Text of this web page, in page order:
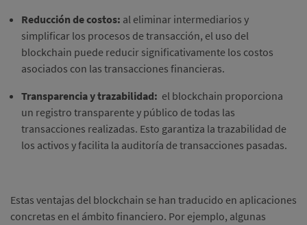
Reducción de costos: al eliminar intermediarios y
simplificar los procesos de transacción, el uso del
blockchain puede reducir significativamente los costos
asociados con las transacciones financieras.
Transparencia y trazabilidad: el blockchain proporciona
un registro transparente y público de todas las
transacciones realizadas. Esto garantiza la trazabilidad de
los activos y facilita la auditoría de transacciones pasadas.
Estas ventajas del blockchain se han traducido en aplicaciones
concretas en el ámbito financiero. Por ejemplo, algunas